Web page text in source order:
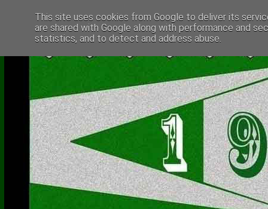
This site uses cookies from Google to deliver its
are shared with Google along with performance and
statistics, and to detect and address abuse.